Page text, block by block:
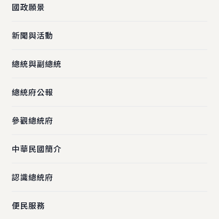
國政願景
新聞與活動
總統與副總統
總統府公報
參觀總統府
中華民國簡介
認識總統府
便民服務